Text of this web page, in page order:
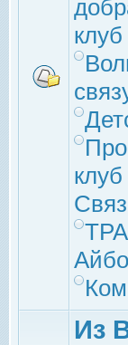
клуб
Из